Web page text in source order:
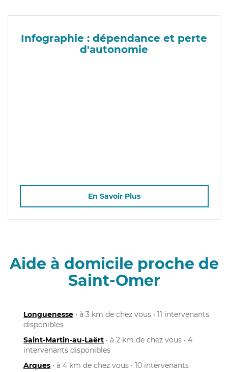
Infographie : dépendance et perte
d'autonomie
En Savoir Plus
Aide à domicile proche de
Saint-Omer
Longuenesse • à 3 km de chez vous • 11 intervenants
disponibles
Saint-Martin-au-Laërt • à 2 km de chez vous • 4
intervenants disponibles
Arques • à 4 km de chez vous • 10 intervenants